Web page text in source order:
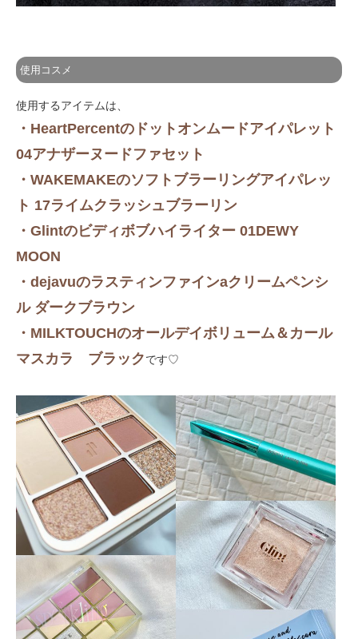
使用コスメ
使用するアイテムは、
・HeartPercentのドットオンムードアイパレット
04アナザーヌードファセット
・WAKEMAKEのソフトブラーリングアイパレッ
ト 17ライムクラッシュブラーリン
・Glintのビディボブハイライター 01DEWY
MOON
・dejavuのラスティンファインaクリームペンシ
ル ダークブラウン
・MILKTOUCHのオールデイボリューム＆カール
マスカラ ブラックです♡